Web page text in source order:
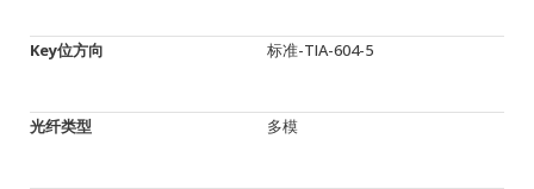
Key位方向 标准-TIA-604-5
光纤类型 多模